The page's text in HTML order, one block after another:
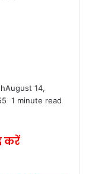
August 14,
1 minute read
करें